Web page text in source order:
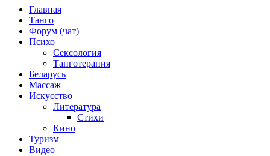
Главная
Танго
Форум (чат)
Психо
Сексология
Танготерапия
Беларусь
Массаж
Искусство
Литература
Стихи
Кино
Туризм
Видео